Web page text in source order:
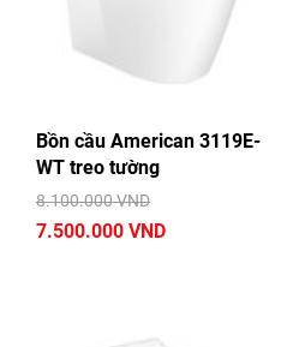
Bồn cầu American 3119E-
WT treo tường
8.100.000 VND
7.500.000 VND